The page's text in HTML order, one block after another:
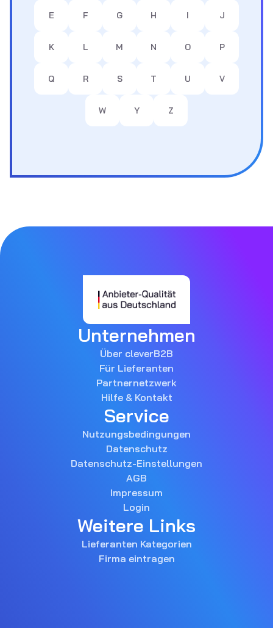
E F G H I J
K L M N O P
Q R S T U V
W Y Z
Unternehmen
Über cleverB2B
Für Lieferanten
Partnernetzwerk
Hilfe & Kontakt
Service
Nutzungsbedingungen
Datenschutz
Datenschutz-Einstellungen
AGB
Impressum
Login
Weitere Links
Lieferanten Kategorien
Firma eintragen